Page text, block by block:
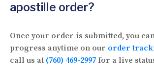
apostille order?
Once your order is submitted, you
progress anytime on our order
call us at (760) 469-2997 for a live